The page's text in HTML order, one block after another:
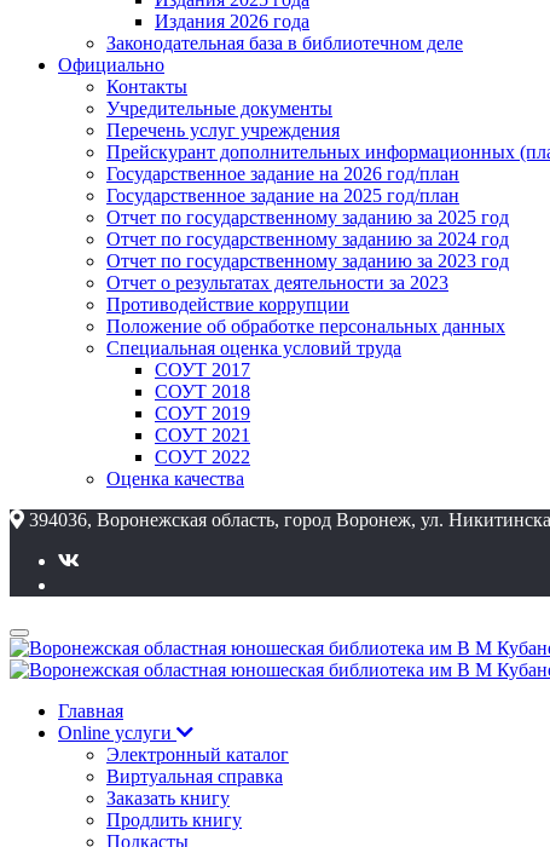
Издания 2026 года
Законодательная база в библиотечном деле
Официально
Контакты
Учредительные документы
Перечень услуг учреждения
Прейскурант дополнительных информационных
Государственное задание на 2026 год/план
Государственное задание на 2025 год/план
Отчет по государственному заданию за 2025 год
Отчет по государственному заданию за 2024 год
Отчет по государственному заданию за 2023 год
Отчет о результатах деятельности за 2023
Противодействие коррупции
Положение об обработке персональных данных
Специальная оценка условий труда
СОУТ 2017
СОУТ 2018
СОУТ 2019
СОУТ 2021
СОУТ 2022
Оценка качества
394036, Воронежская область, город Воронеж, ул.
Главная
Online услуги
Электронный каталог
Виртуальная справка
Заказать книгу
Продлить книгу
Подкасты